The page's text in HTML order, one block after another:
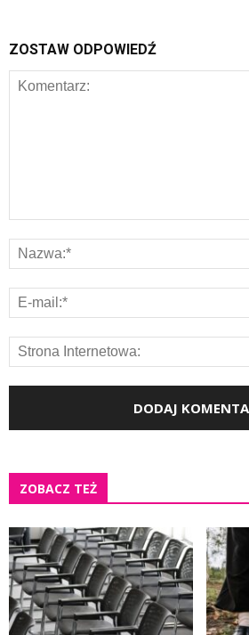
ZOSTAW ODPOWIEDŹ
ZOBACZ TEŻ